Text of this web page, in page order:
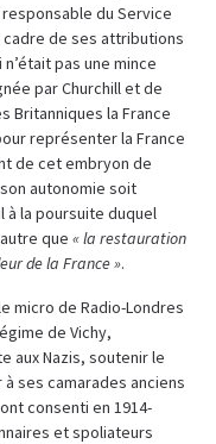
du Service
cadre de ses attributions
pas une mince
par Churchill et de
Britanniques la France
représenter la France
de cet embryon de
autonomie soit
à la poursuite duquel
que « la restauration
de la France ».
micro de Radio-Londres
de Vichy,
aux Nazis, soutenir le
ses camarades anciens
consenti en 1914-
et spoliateurs